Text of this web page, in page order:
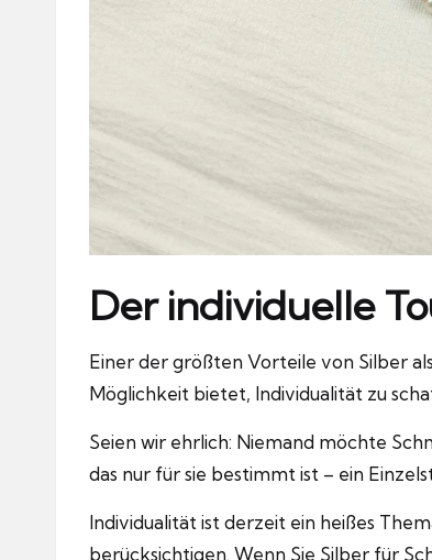
Der individuelle
Einer der größten Vorteile von Silber
Möglichkeit bietet, Individualität zu
Seien wir ehrlich: Niemand möchte
das nur für sie bestimmt ist – ein
Individualität ist derzeit ein heißes
berücksichtigen. Wenn Sie Silber für